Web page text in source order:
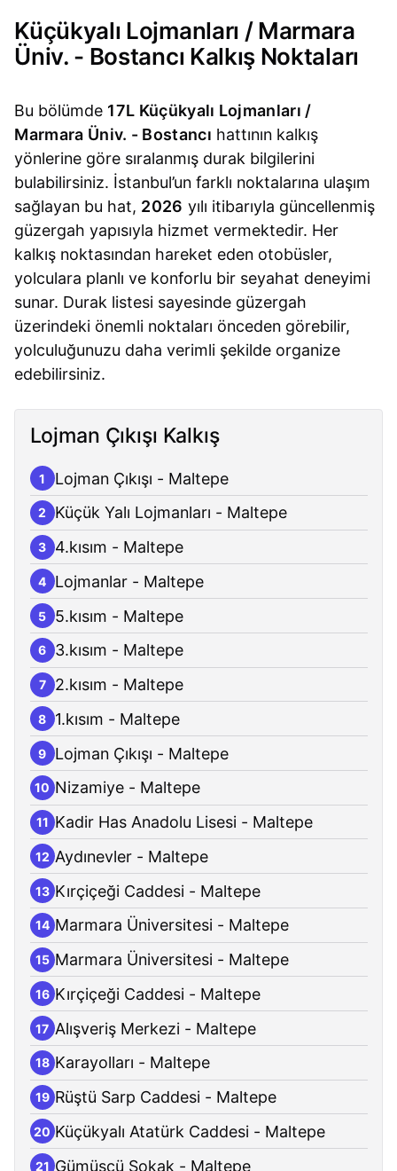
Küçükyalı Lojmanları / Marmara
Üniv. - Bostancı Kalkış Noktaları
Bu bölümde 17L Küçükyalı Lojmanları /
Marmara Üniv. - Bostancı hattının kalkış
yönlerine göre sıralanmış durak bilgilerini
bulabilirsiniz. İstanbul’un farklı noktalarına ulaşım
sağlayan bu hat, 2026 yılı itibarıyla güncellenmiş
güzergah yapısıyla hizmet vermektedir. Her
kalkış noktasından hareket eden otobüsler,
yolculara planlı ve konforlu bir seyahat deneyimi
sunar. Durak listesi sayesinde güzergah
üzerindeki önemli noktaları önceden görebilir,
yolculuğunuzu daha verimli şekilde organize
edebilirsiniz.
Lojman Çıkışı Kalkış
1 Lojman Çıkışı - Maltepe
2 Küçük Yalı Lojmanları - Maltepe
3 4.kısım - Maltepe
4 Lojmanlar - Maltepe
5 5.kısım - Maltepe
6 3.kısım - Maltepe
7 2.kısım - Maltepe
8 1.kısım - Maltepe
9 Lojman Çıkışı - Maltepe
10 Nizamiye - Maltepe
11 Kadir Has Anadolu Lisesi - Maltepe
12 Aydınevler - Maltepe
13 Kırçiçeği Caddesi - Maltepe
14 Marmara Üniversitesi - Maltepe
15 Marmara Üniversitesi - Maltepe
16 Kırçiçeği Caddesi - Maltepe
17 Alışveriş Merkezi - Maltepe
18 Karayolları - Maltepe
19 Rüştü Sarp Caddesi - Maltepe
20 Küçükyalı Atatürk Caddesi - Maltepe
21 Gümüşçü Sokak - Maltepe